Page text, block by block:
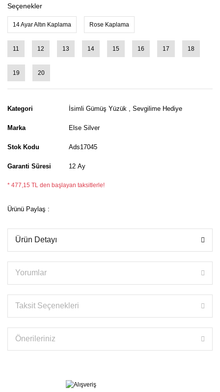
Seçenekler
14 Ayar Altın Kaplama Rose Kaplama
11 12 13 14 15 16 17 18
19 20
Kategori İsimli Gümüş Yüzük ,Sevgilime Hediye
Marka Else Silver
Stok Kodu Ads17045
Garanti Süresi 12 Ay
* 477,15 TL den başlayan taksitlerle!
Ürünü Paylaş :
Ürün Detayı
Yorumlar
Taksit Seçenekleri
Önerileriniz